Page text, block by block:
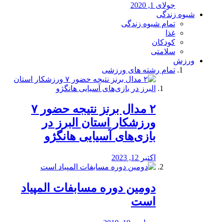
جولای 1, 2020
شیوه زندگی
تمام شیوه زندگی
غذا
کودکان
سلامتی
ورزش
تمام رشته های ورزشی
۲ مدال برنز نتیجه حضور ۷
ورزشکار استان البرز در
بازی‌های آسیایی هانگژو
اکتبر 12, 2023
دومین دوره مسابفات المپیاد
است